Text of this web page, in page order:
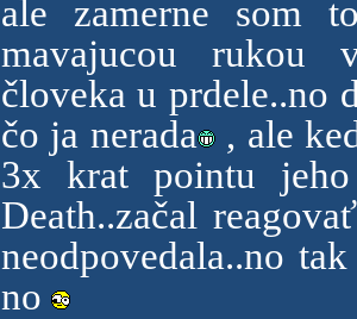
ale zamerne som
mavajucou rukou
človeka u prdele..no
čo ja nerada , ale
3x krat pointu
Death..začal
neodpovedala..no
no